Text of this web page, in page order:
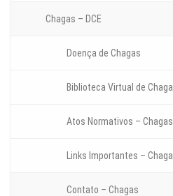
Chagas – DCE
Doença de Chagas
Biblioteca Virtual de
Atos Normativos – Chagas
Links Importantes –
Contato – Chagas